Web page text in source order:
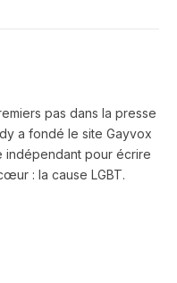
pas dans la presse
a fondé le site Gayvox
indépendant pour écrire
: la cause LGBT.